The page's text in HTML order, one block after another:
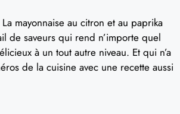
mayonnaise au citron et au paprika
de saveurs qui rend n’importe quel
à un tout autre niveau. Et qui n’a
de la cuisine avec une recette aussi